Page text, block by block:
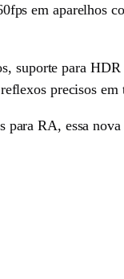
em aparelhos
suporte para
precisos em
RA, essa